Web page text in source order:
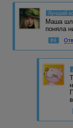
Лучший
Маша
поняла
#4